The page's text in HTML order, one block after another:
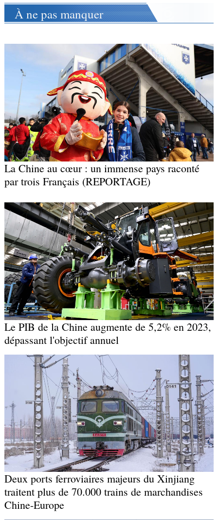
À ne pas manquer
La Chine au cœur : un immense pays raconté
par trois Français (REPORTAGE)
Le PIB de la Chine augmente de 5,2% en 2023,
dépassant l'objectif annuel
Deux ports ferroviaires majeurs du Xinjiang
traitent plus de 70.000 trains de marchandises
Chine-Europe